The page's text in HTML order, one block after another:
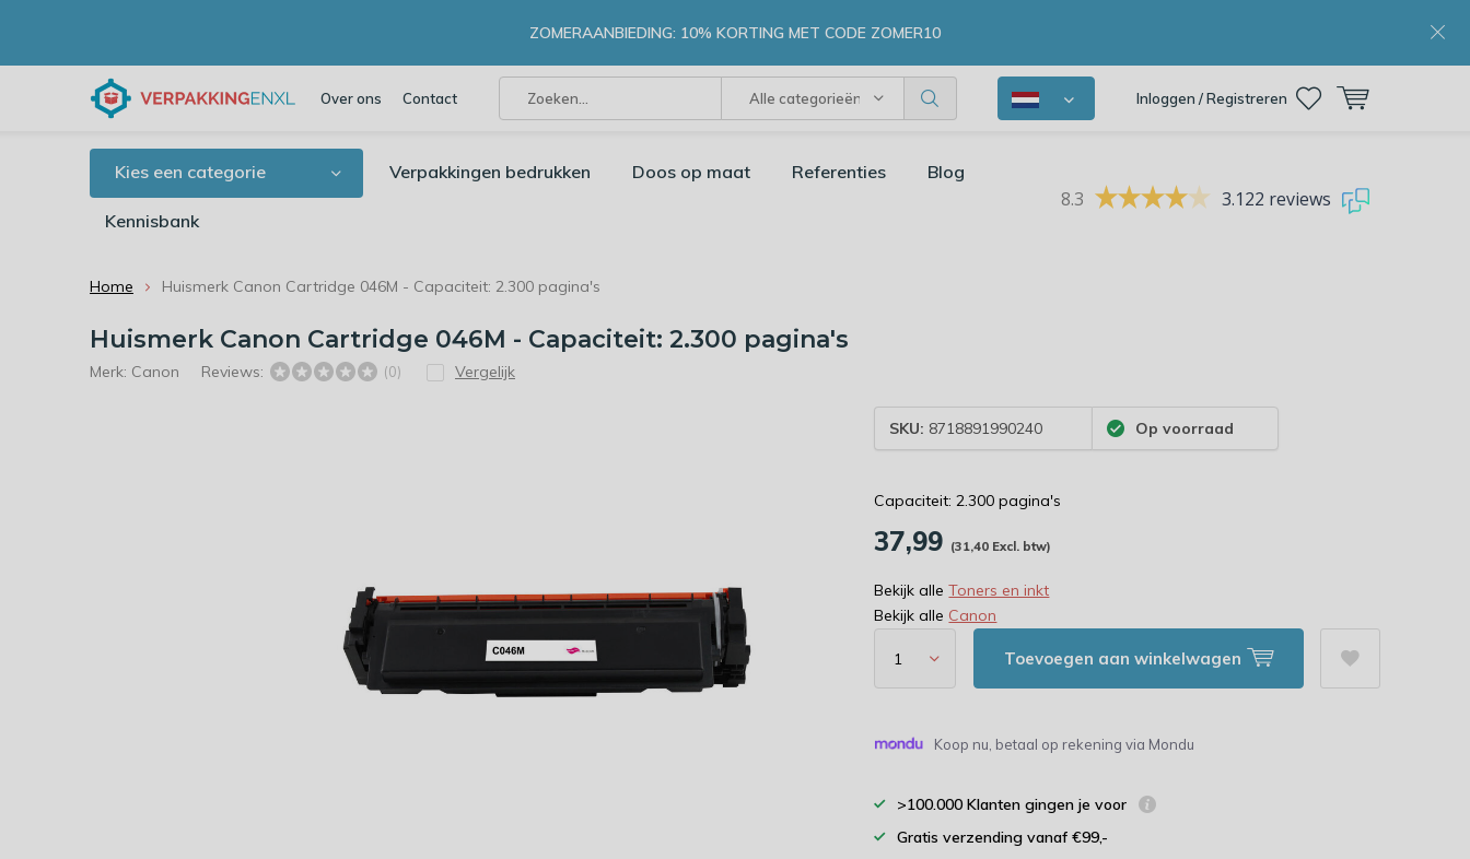
Over ons Contact Alle categorieën Inloggen / Registreren
ZOMERAANBIEDING: 10% KORTING MET CODE ZOMER10
Kies een categorie Verpakkingen bedrukken Doos op maat Referenties Blog
Kennisbank
8.3 3.122 reviews
Home Huismerk Canon Cartridge 046M - Capaciteit: 2.300 pagina's
Huismerk Canon Cartridge 046M - Capaciteit: 2.300 pagina's
Merk: Canon Reviews: (0) Vergelijk
SKU: 8718891990240 Op voorraad
Capaciteit: 2.300 pagina's
37,99 (31,40 Excl. btw)
Bekijk alleToners en inkt
Bekijk alle Canon
Toevoegen aan winkelwagen
Koop nu, betaal op rekening via Mondu
>100.000 Klanten gingen je voor
Gratis verzending vanaf €99,-